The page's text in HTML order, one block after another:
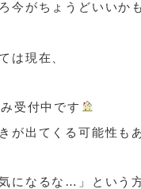
今がちょうどいいか
は現在、
受付中 です
が出てくる可能性も
気になるな…」という